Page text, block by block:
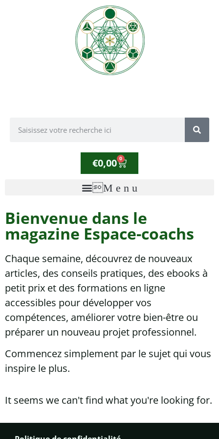
€0,00 0
Bienvenue dans le
magazine Espace-coachs
Chaque semaine, découvrez de nouveaux
articles, des conseils pratiques, des ebooks à
petit prix et des formations en ligne
accessibles pour développer vos
compétences, améliorer votre bien-être ou
préparer un nouveau projet professionnel.
Commencez simplement par le sujet qui vous
inspire le plus.
It seems we can't find what you're looking for.